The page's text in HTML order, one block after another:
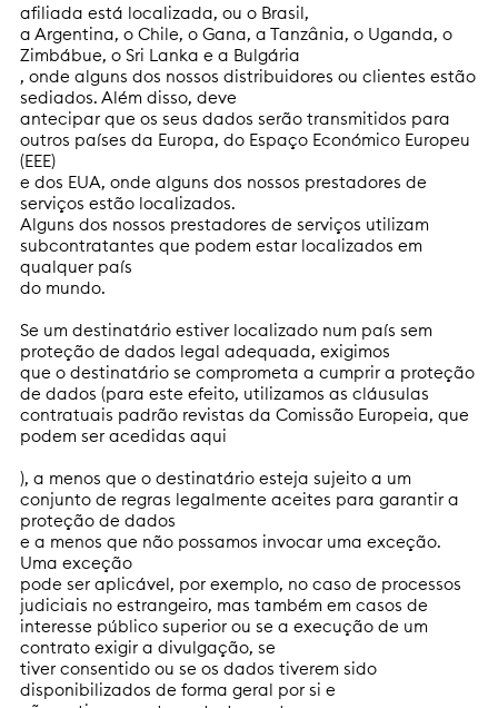
afiliada está localizada, ou o Brasil,
a Argentina, o Chile, o Gana, a Tanzânia, o Uganda, o
Zimbábue, o Sri Lanka e a Bulgária
, onde alguns dos nossos distribuidores ou clientes estão
sediados. Além disso, deve
antecipar que os seus dados serão transmitidos para
outros países da Europa, do Espaço Económico Europeu
(EEE)
e dos EUA, onde alguns dos nossos prestadores de
serviços estão localizados.
Alguns dos nossos prestadores de serviços utilizam
subcontratantes que podem estar localizados em
qualquer país
do mundo.
Se um destinatário estiver localizado num país sem
proteção de dados legal adequada, exigimos
que o destinatário se comprometa a cumprir a proteção
de dados (para este efeito, utilizamos as cláusulas
contratuais padrão revistas da Comissão Europeia, que
podem ser acedidas aqui
), a menos que o destinatário esteja sujeito a um
conjunto de regras legalmente aceites para garantir a
proteção de dados
e a menos que não possamos invocar uma exceção.
Uma exceção
pode ser aplicável, por exemplo, no caso de processos
judiciais no estrangeiro, mas também em casos de
interesse público superior ou se a execução de um
contrato exigir a divulgação, se
tiver consentido ou se os dados tiverem sido
disponibilizados de forma geral por si e